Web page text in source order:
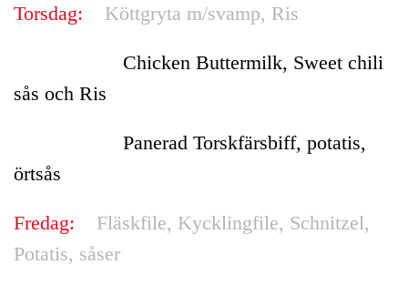
Torsdag: Köttgryta m/svamp, Ris
Chicken Buttermilk, Sweet chili
sås och Ris
Panerad Torskfärsbiff, potatis,
örtsås
Fredag: Fläskfile, Kycklingfile, Schnitzel,
Potatis, såser